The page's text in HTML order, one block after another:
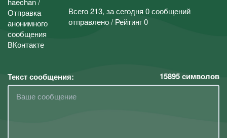
Всего 213, за сегодня 0 сообщений
отправлено / Рейтинг 0
Текст сообщения: 15895символов